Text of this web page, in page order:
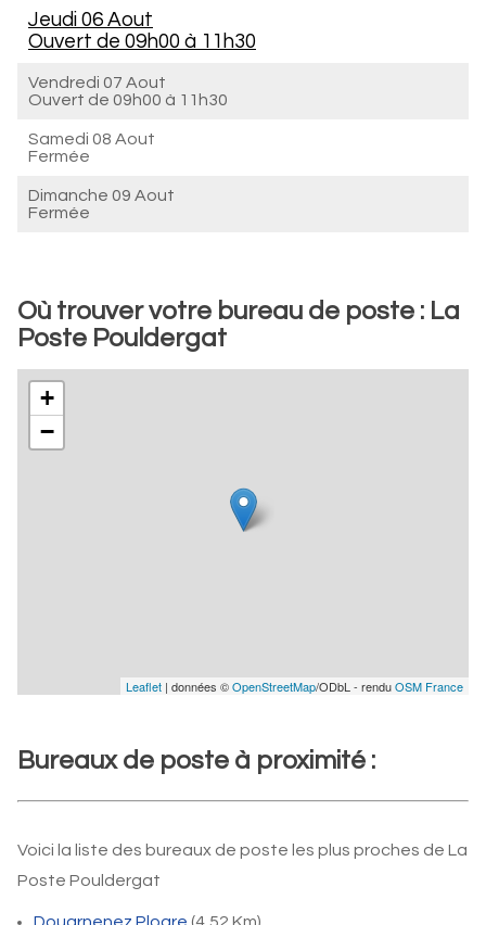
Jeudi 06 Aout
Ouvert de 09h00 à 11h30
Vendredi 07 Aout
Ouvert de 09h00 à 11h30
Samedi 08 Aout
Fermée
Dimanche 09 Aout
Fermée
Où trouver votre bureau de poste : La
Poste Pouldergat
+
−
Leaflet | données ©OpenStreetMap/ODbL - renduOSM France
Bureaux de poste à proximité :
Voici la liste des bureaux de poste les plus proches de La
Poste Pouldergat